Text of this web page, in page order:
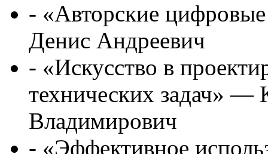
- «Авторские
Денис Андреевич
- «Искусство в
технических задач» —
Владимирович
- «Эффективное